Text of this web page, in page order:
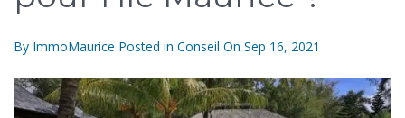
By ImmoMaurice Posted in Conseil On Sep 16, 2021